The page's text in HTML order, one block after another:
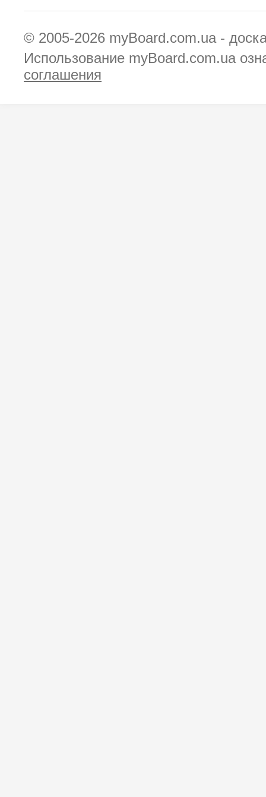
© 2005-2026 myBoard.com.ua -
Использование myBoard.com.ua
соглашения